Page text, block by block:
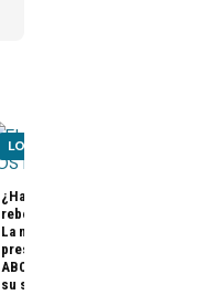
LOST
¿Habrá un
reboot de Lost?
La nueva
presidenta de
ABC dice que es
su sueño